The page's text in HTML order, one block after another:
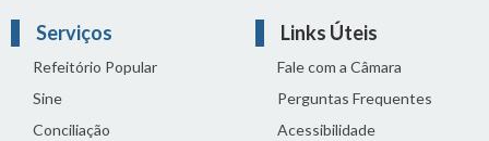
Serviços
Refeitório Popular
Sine
Conciliação
Links Úteis
Fale com a Câmara
Perguntas Frequentes
Acessibilidade